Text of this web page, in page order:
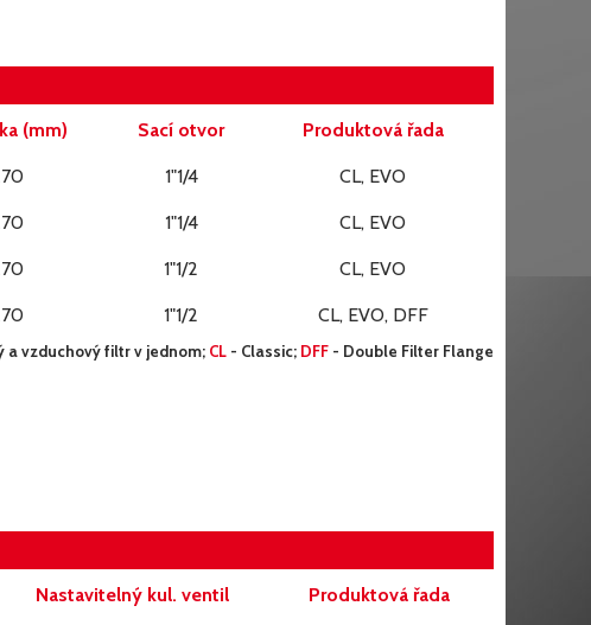
(mm) Sací otvor Produktová řada
1"1/4 CL, EVO
1"1/4 CL, EVO
1"1/2 CL, EVO
1"1/2 CL, EVO, DFF
a vzduchový filtr v jednom; CL - Classic; DFF - Double Filter Flange
Nastavitelný kul. ventil Produktová řada